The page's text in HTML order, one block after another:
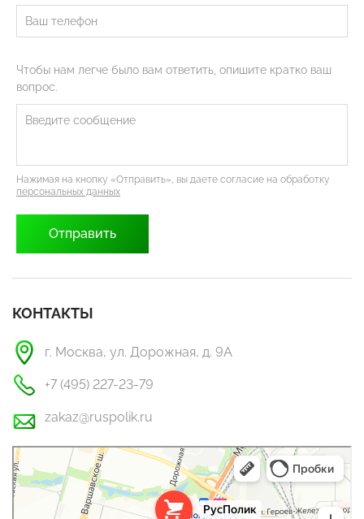
Чтобы нам легче было вам ответить, опишите кратко ваш
вопрос.
Нажимая на кнопку «Отправить», вы даете согласие на обработку
персональных данных
КОНТАКТЫ
г. Москва, ул. Дорожная, д. 9А
+7 (495) 227-23-79
zakaz@ruspolik.ru
РусПолик
Оргстекло, поликарбонат в Москве
Строительные и отделочные работы в Москве